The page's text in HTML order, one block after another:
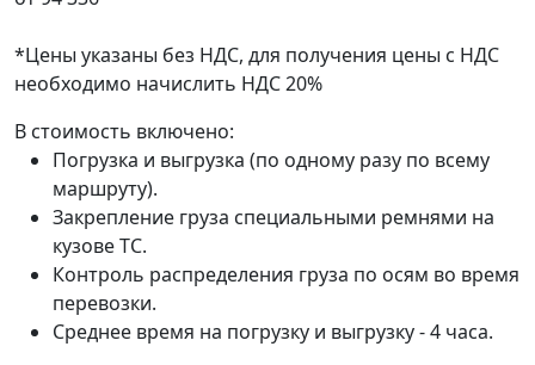
*Цены указаны без НДС, для получения цены с НДС
необходимо начислить НДС 20%
В стоимость включено:
Погрузка и выгрузка (по одному разу по всему
маршруту).
Закрепление груза специальными ремнями на
кузове ТС.
Контроль распределения груза по осям во время
перевозки.
Среднее время на погрузку и выгрузку - 4 часа.